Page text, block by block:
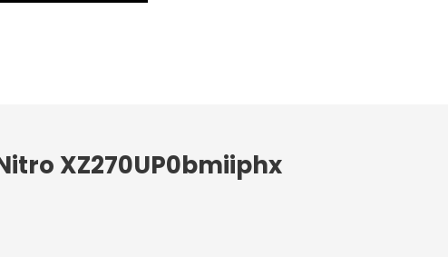
XZ270UP0bmiiphx